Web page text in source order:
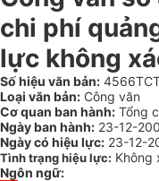
chi phí
lực không
Số hiệu văn bản:
Loại văn bản: Công văn
Cơ quan ban hành: Tổng
Ngày ban hành: 23-12-
Ngày có hiệu lực: 23-12-
Tình trạng hiệu lực: Không
Ngôn ngữ: